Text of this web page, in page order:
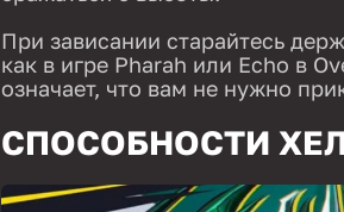
При зависании старайтесь
как в игре Pharah или Echo в
означает, что вам не нужно
СПОСОБНОСТИ